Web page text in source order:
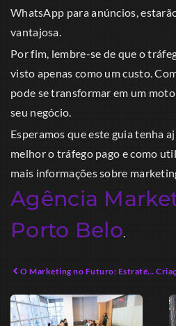
WhatsApp para anúncios,
vantajosa.
Por fim, lembre-se de que o
visto apenas como um custo.
pode se transformar em um
seu negócio.
Esperamos que este guia tenha
melhor o tráfego pago e como
mais informações sobre
Agência
Porto Belo
O Marketing no Futuro: Estratégias que Você Ignorou